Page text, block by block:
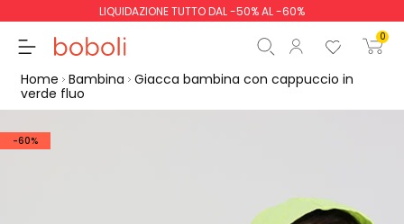
LIQUIDAZIONE TUTTO DAL -50% AL -60%
0
0,00 €
Home Bambina Giacca bambina con cappuccio in
verde fluo
-60%